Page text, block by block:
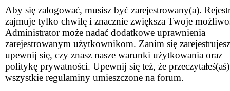
Aby się zalogować, musisz być zarejestrowany(a).
zajmuje tylko chwilę i znacznie zwiększa Twoje
Administrator może nadać dodatkowe uprawnienia
zarejestrowanym użytkownikom. Zanim się
upewnij się, czy znasz nasze warunki użytkowania oraz
politykę prywatności. Upewnij się też, że przeczytałeś(aś)
wszystkie regulaminy umieszczone na forum.